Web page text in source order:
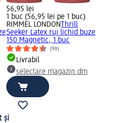
56,95 lei
1 buc (56,95 lei pe 1 buc)
RIMMEL LONDON
Thrill
Seeker Latex ruj lichid buze
150 Magnetic, 1 buc
(99)
Livrabil
selectare magazin dm
și